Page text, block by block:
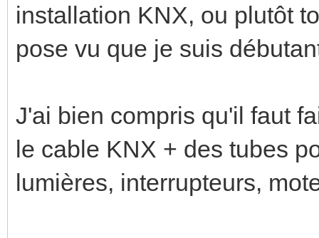
installation KNX, ou plutôt
pose vu que je suis
J'ai bien compris qu'il faut
le cable KNX + des tubes
lumières, interrupteurs,